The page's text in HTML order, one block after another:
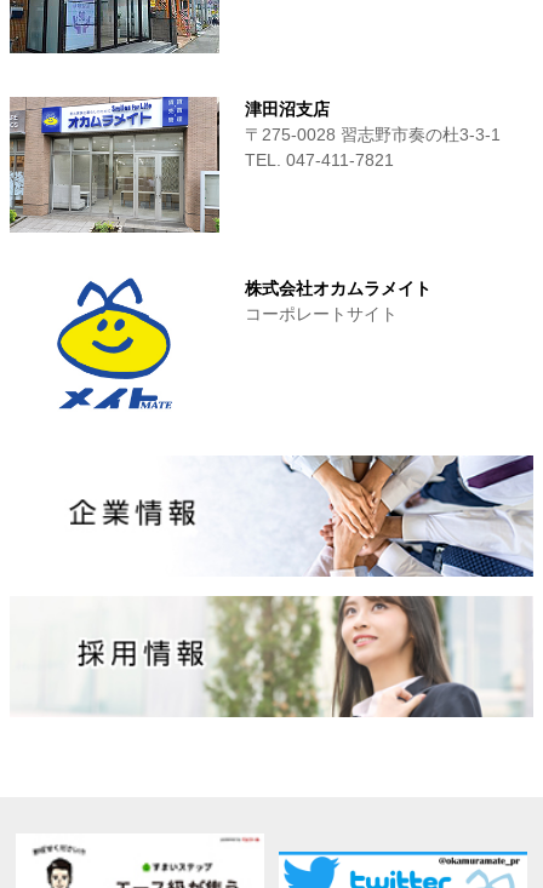
津田沼支店
〒275-0028 習志野市奏の杜3-3-1
TEL. 047-411‐7821
株式会社オカムラメイト
コーポレートサイト